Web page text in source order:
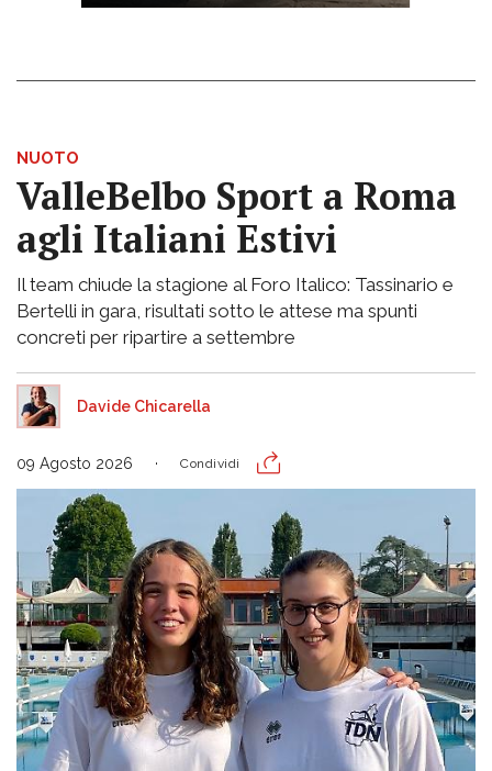
NUOTO
ValleBelbo Sport a Roma
agli Italiani Estivi
Il team chiude la stagione al Foro Italico: Tassinario e
Bertelli in gara, risultati sotto le attese ma spunti
concreti per ripartire a settembre
Davide Chicarella
09 Agosto 2026 Condividi